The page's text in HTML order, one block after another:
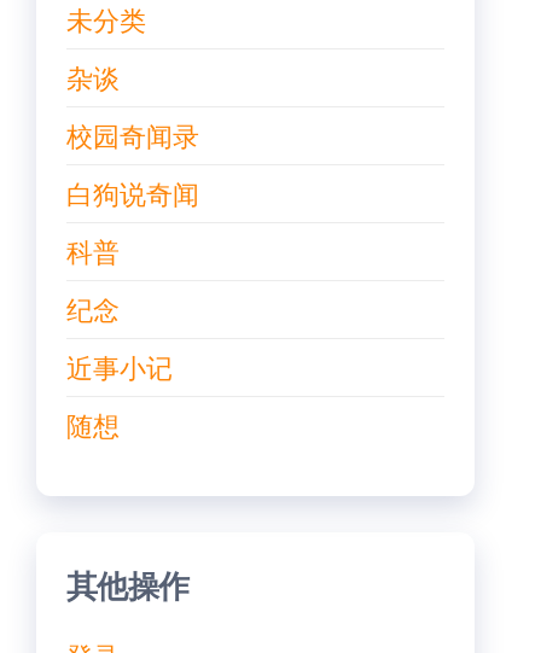
未分类
杂谈
校园奇闻录
白狗说奇闻
科普
纪念
近事小记
随想
其他操作